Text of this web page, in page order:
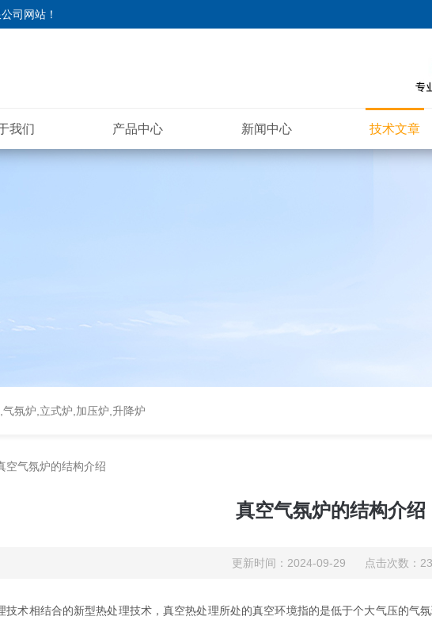
公司网站 ！
我们 产品中心 新闻中心 技术文章
氛炉,立式炉,加压炉,升降炉
空气氛炉的结构介绍
真空气氛炉的结构介绍
更新时间：2024-09-29 点击次数：
技术相结合的新型热处理技术，真空热处理所处的真空环境指的是低于个大气压的气